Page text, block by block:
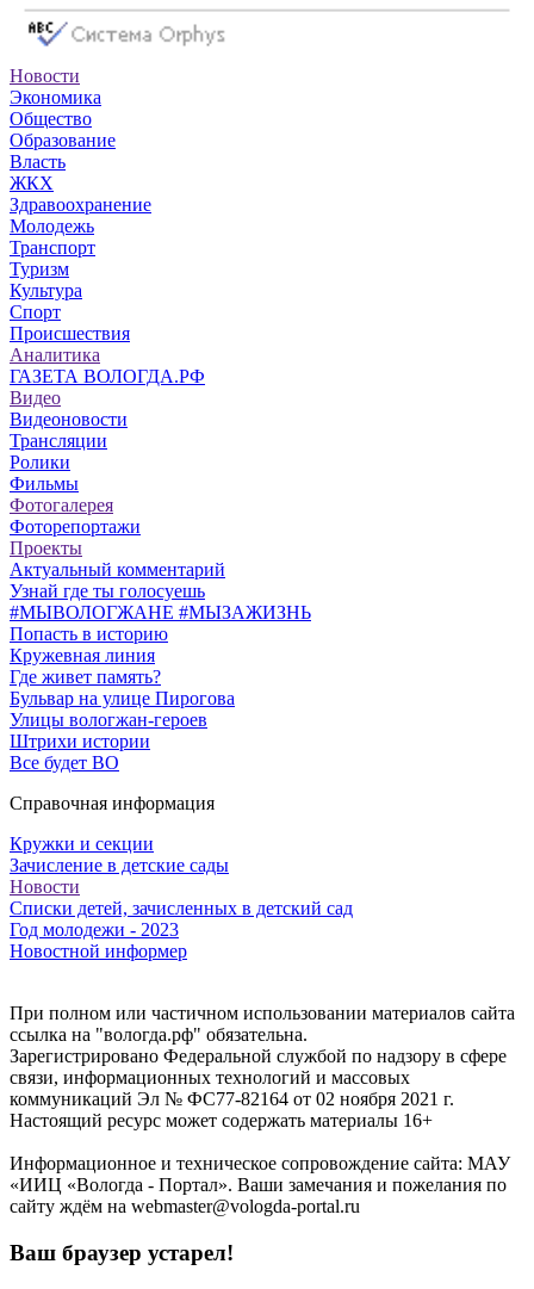
Новости
Экономика
Общество
Образование
Власть
ЖКХ
Здравоохранение
Молодежь
Транспорт
Туризм
Культура
Спорт
Происшествия
Аналитика
ГАЗЕТА ВОЛОГДА.РФ
Видео
Видеоновости
Трансляции
Ролики
Фильмы
Фотогалерея
Фоторепортажи
Проекты
Актуальный комментарий
Узнай где ты голосуешь
#МЫВОЛОГЖАНЕ #МЫЗАЖИЗНЬ
Попасть в историю
Кружевная линия
Где живет память?
Бульвар на улице Пирогова
Улицы вологжан-героев
Штрихи истории
Все будет ВО
Справочная информация
Кружки и секции
Зачисление в детские сады
Новости
Списки детей, зачисленных в детский сад
Год молодежи - 2023
Новостной информер
При полном или частичном использовании материалов сайта
ссылка на "вологда.рф" обязательна.
Зарегистрировано Федеральной службой по надзору в сфере
связи, информационных технологий и массовых
коммуникаций Эл № ФС77-82164 от 02 ноября 2021 г.
Настоящий ресурс может содержать материалы 16+
Информационное и техническое сопровождение сайта: МАУ
«ИИЦ «Вологда - Портал». Ваши замечания и пожелания по
сайту ждём на webmaster@vologda-portal.ru
Ваш браузер устарел!